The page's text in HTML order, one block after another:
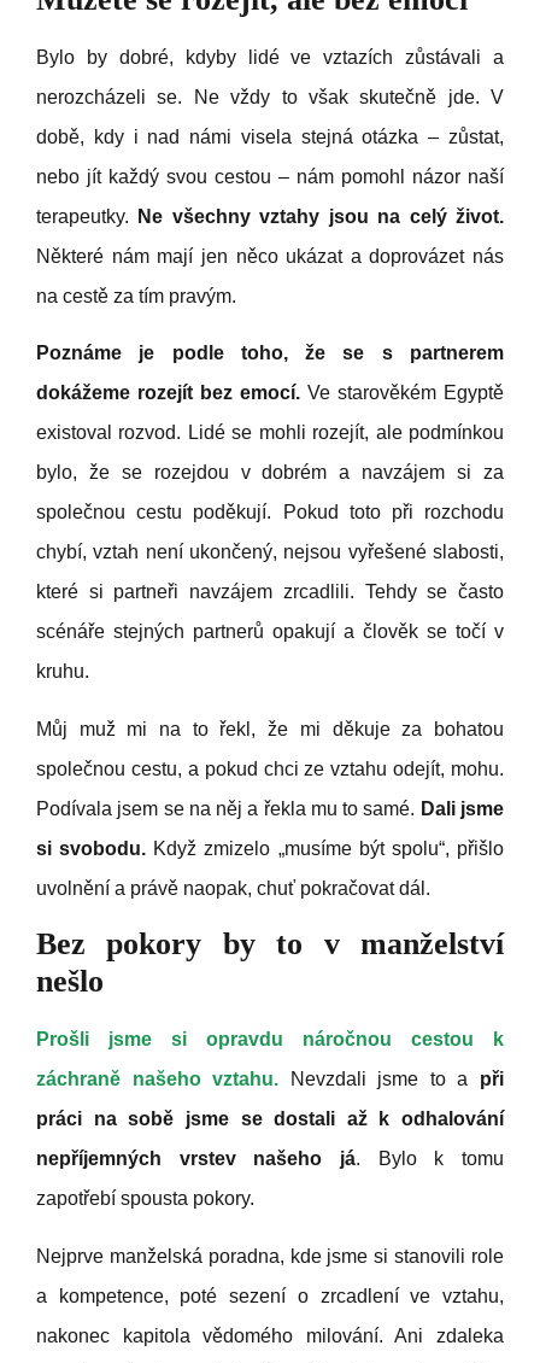
Bylo by dobré, kdyby lidé ve vztazích zůstávali a
nerozcházeli se. Ne vždy to však skutečně jde. V
době, kdy i nad námi visela stejná otázka – zůstat,
nebo jít každý svou cestou – nám pomohl názor naší
terapeutky.
Ne všechny vztahy jsou na celý život.
Některé nám mají jen něco ukázat a doprovázet nás
na cestě za tím pravým.
Poznáme je podle toho, že se s partnerem
dokážeme rozejít bez emocí. Ve starověkém Egyptě
existoval rozvod. Lidé se mohli rozejít, ale podmínkou
bylo, že se rozejdou v dobrém a navzájem si za
společnou cestu poděkují. Pokud toto při rozchodu
chybí, vztah není ukončený, nejsou vyřešené slabosti,
které si partneři navzájem zrcadlili. Tehdy se často
scénáře stejných partnerů opakují a člověk se točí v
kruhu.
Můj muž mi na to řekl, že mi děkuje za bohatou
společnou cestu, a pokud chci ze vztahu odejít, mohu.
Podívala jsem se na něj a řekla mu to samé. Dali jsme
si svobodu. Když zmizelo „musíme být spolu“, přišlo
uvolnění a právě naopak, chuť pokračovat dál.
Bez pokory by to
v manželství
nešlo
Prošli jsme si opravdu náročnou cestou k
záchraně našeho vztahu.
Nevzdali jsme to a při
práci na sobě jsme se dostali až k odhalování
nepříjemných vrstev našeho já. Bylo k tomu
zapotřebí spousta pokory.
Nejprve manželská poradna, kde jsme si stanovili role
a kompetence, poté sezení o zrcadlení ve vztahu,
nakonec kapitola vědomého milování. Ani zdaleka